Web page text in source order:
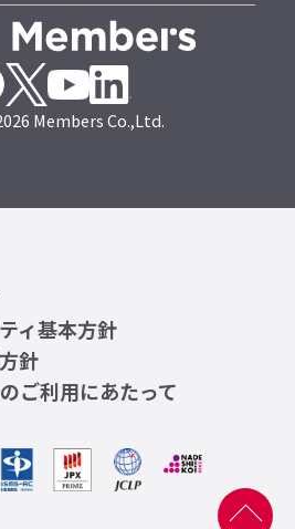
Members Co.,Ltd.
ィ基本方針
針
ご利用にあたって